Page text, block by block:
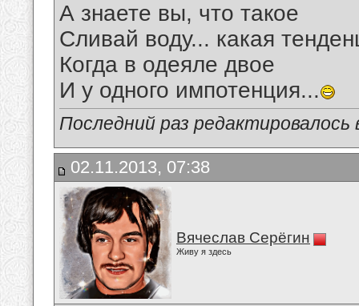
А знаете вы, что такое
Сливай воду... какая
Когда в одеяле двое
И у одного импотенция...
Последний раз
02.11.2013, 07:38
Вячеслав Серёгин
Живу я здесь